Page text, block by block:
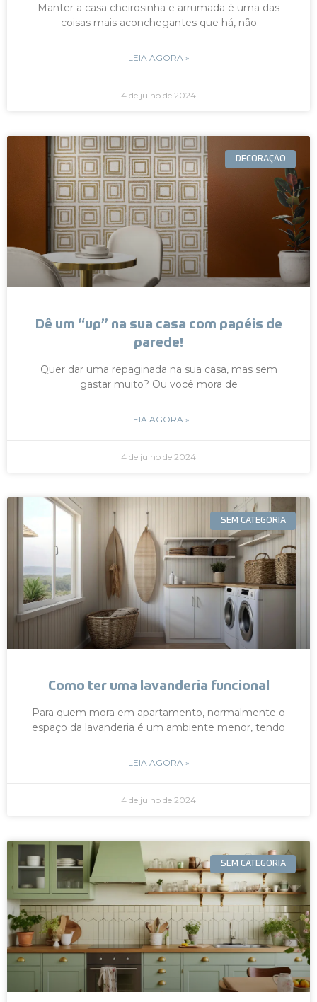
Manter a casa cheirosinha e arrumada é uma das
coisas mais aconchegantes que há, não
LEIA AGORA »
4 de julho de 2024
DECORAÇÃO
Dê um “up” na sua casa com papéis de
parede!
Quer dar uma repaginada na sua casa, mas sem
gastar muito? Ou você mora de
LEIA AGORA »
4 de julho de 2024
SEM CATEGORIA
Como ter uma lavanderia funcional
Para quem mora em apartamento, normalmente o
espaço da lavanderia é um ambiente menor, tendo
LEIA AGORA »
4 de julho de 2024
SEM CATEGORIA